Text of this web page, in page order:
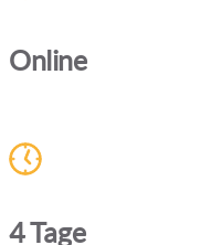
Online
4 Tage